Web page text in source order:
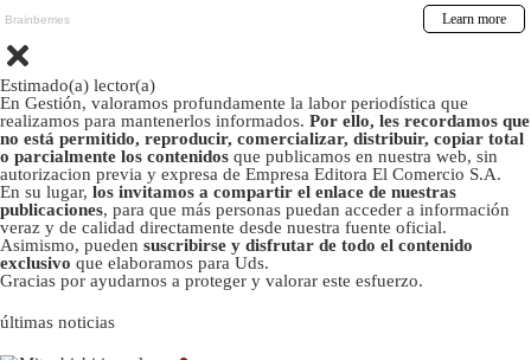
Estimado(a) lector(a)
En Gestión, valoramos profundamente la labor periodística que
realizamos para mantenerlos informados. Por ello, les recordamos que
no está permitido, reproducir, comercializar, distribuir, copiar total
o parcialmente los contenidos que publicamos en nuestra web, sin
autorizacion previa y expresa de Empresa Editora El Comercio S.A.
En su lugar, los invitamos a compartir el enlace de nuestras
publicaciones, para que más personas puedan acceder a información
veraz y de calidad directamente desde nuestra fuente oficial.
Asimismo, pueden suscribirse y disfrutar de todo el contenido
exclusivo que elaboramos para Uds.
Gracias por ayudarnos a proteger y valorar este esfuerzo.
últimas noticias